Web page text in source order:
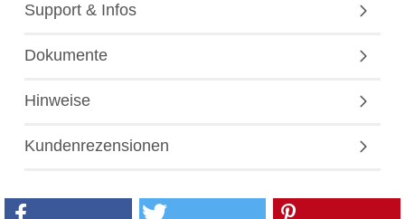
Support & Infos
Dokumente
Hinweise
Kundenrezensionen